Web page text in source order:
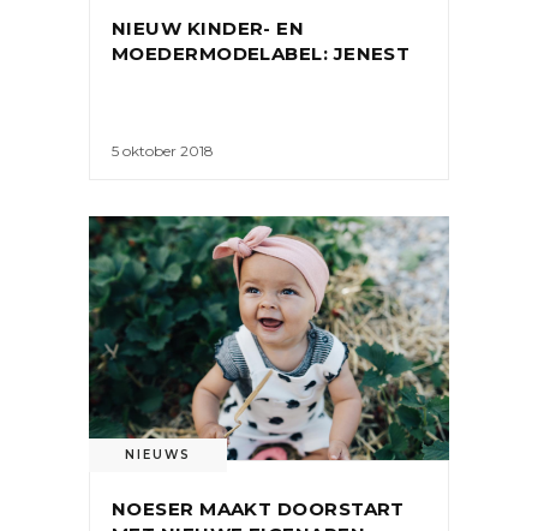
NIEUW KINDER- EN
MOEDERMODELABEL: JENEST
5 oktober 2018
NIEUWS
NOESER MAAKT DOORSTART